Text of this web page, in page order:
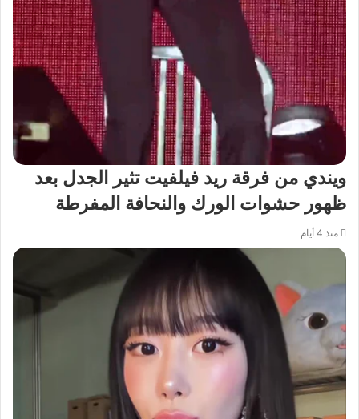
ويندي من فرقة ريد فيلفيت تثير الجدل بعد
ظهور حشوات الورك والنحافة المفرطة
منذ 4 أيام